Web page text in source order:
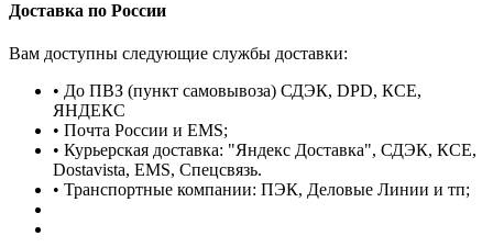
Доставка по России
Вам доступны следующие службы доставки:
• До ПВЗ (пункт самовывоза) СДЭК, DPD, КСЕ,
ЯНДЕКС
• Почта России и EMS;
• Курьерская доставка: "Яндекс Доставка", СДЭК, КСЕ,
Dostavista, EMS, Спецсвязь.
• Транспортные компании: ПЭК, Деловые Линии и тп;